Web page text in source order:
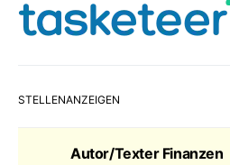
STELLENANZEIGEN
Autor/Texter Finanzen